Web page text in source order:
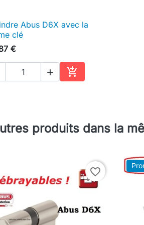
 Aperçu rapide
Abus D6X avec la
clé
€
 
Ajouter au panier
produits dans la
favorite_border